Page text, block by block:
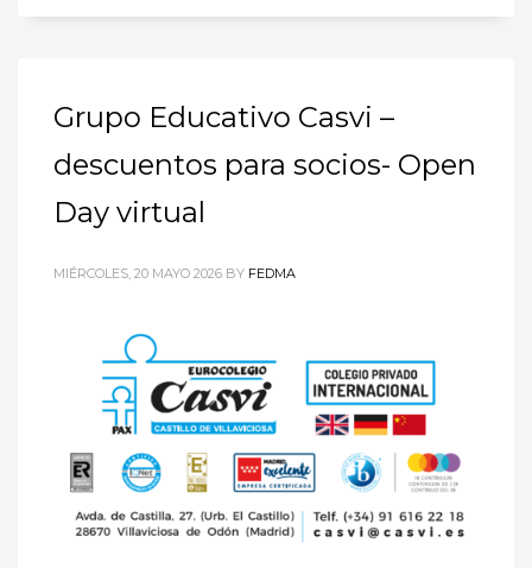
Grupo Educativo Casvi –
descuentos para socios- Open
Day virtual
MIÉRCOLES, 20 MAYO 2026 BY FEDMA